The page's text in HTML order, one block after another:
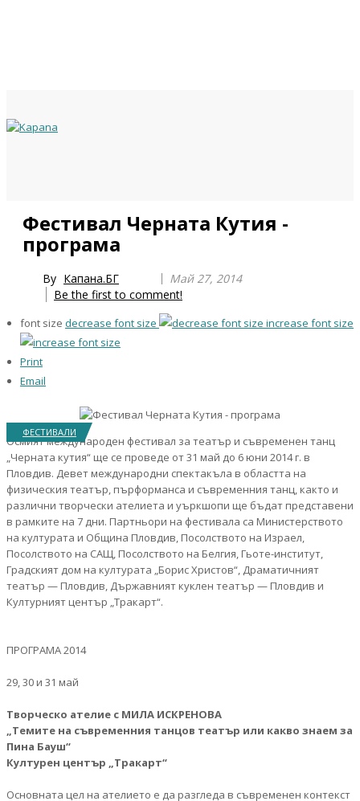
Фестивал Черната Кутия -
програма
By Капана.БГ
Май 27, 2014
Be the first to comment!
font size decrease font size increase font size
Print
Email
ФЕСТИВАЛИ
Осмият международен фестивал за театър и съвременен танц
„Черната кутия“ ще се проведе от 31 май до 6 юни 2014 г. в
Пловдив. Девет международни спектакъла в областта на
физическия театър, пърформанса и съвременния танц, както и
различни творчески ателиета и уъркшопи ще бъдат представени
в рамките на 7 дни. Партньори на фестивала са Министерството
на културата и Община Пловдив, Посолството на Израел,
Посолството на САЩ, Посолството на Белгия, Гьоте-институт,
Градският дом на културата „Борис Христов“, Драматичният
театър — Пловдив, Държавният куклен театър — Пловдив и
Културният център „Тракарт“.
ПРОГРАМА 2014
29, 30 и 31 май
Творческо ателие с МИЛА ИСКРЕНОВА
„Темите на съвременния танцов театър или какво знаем за
Пина Бауш“
Културен център „Тракарт“
Основната цел на ателието е да разгледа в съвременен контекст
Year
Month
Year
Month